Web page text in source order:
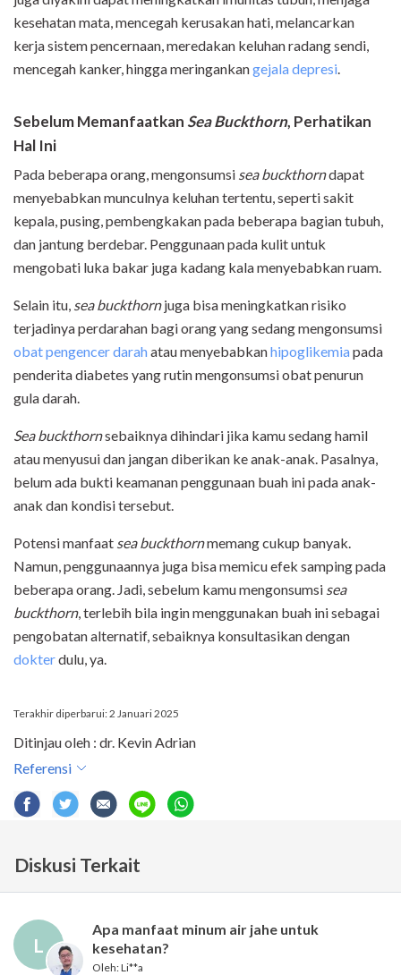
kesehatan mata, mencegah kerusakan hati, melancarkan
kerja sistem pencernaan, meredakan keluhan radang sendi,
mencegah kanker, hingga meringankangejala depresi.
Sebelum Memanfaatkan Sea Buckthorn, Perhatikan
Hal Ini
Pada beberapa orang, mengonsumsi sea buckthorndapat
menyebabkan munculnya keluhan tertentu, seperti sakit
kepala, pusing, pembengkakan pada beberapa bagian tubuh,
dan jantung berdebar. Penggunaan pada kulit untuk
mengobati luka bakar juga kadang kala menyebabkan ruam.
Selain itu, sea buckthornjuga bisa meningkatkan risiko
terjadinya perdarahan bagi orang yang sedang mengonsumsi
obat pengencer darahatau menyebabkanhipoglikemiapada
penderita diabetes yang rutin mengonsumsi obat penurun
gula darah.
Sea buckthornsebaiknya dihindari jika kamu sedang hamil
atau menyusui dan jangan diberikan ke anak-anak. Pasalnya,
belum ada bukti keamanan penggunaan buah ini pada anak-
anak dan kondisi tersebut.
Potensi manfaat sea buckthornmemang cukup banyak.
Namun, penggunaannya juga bisa memicu efek samping pada
beberapa orang. Jadi, sebelum kamu mengonsumsi sea
buckthorn, terlebih bila ingin menggunakan buah ini sebagai
pengobatan alternatif, sebaiknya konsultasikan dengan
dokterdulu, ya.
Terakhir diperbarui: 2 Januari 2025